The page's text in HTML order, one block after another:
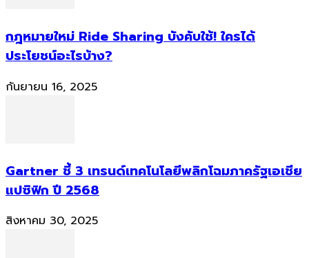
กฎหมายใหม่ Ride Sharing บังคับใช้! ใครได้
ประโยชน์อะไรบ้าง?
กันยายน 16, 2025
Gartner ชี้ 3 เทรนด์เทคโนโลยีพลิกโฉมภาครัฐเอเชีย
แปซิฟิก ปี 2568
สิงหาคม 30, 2025